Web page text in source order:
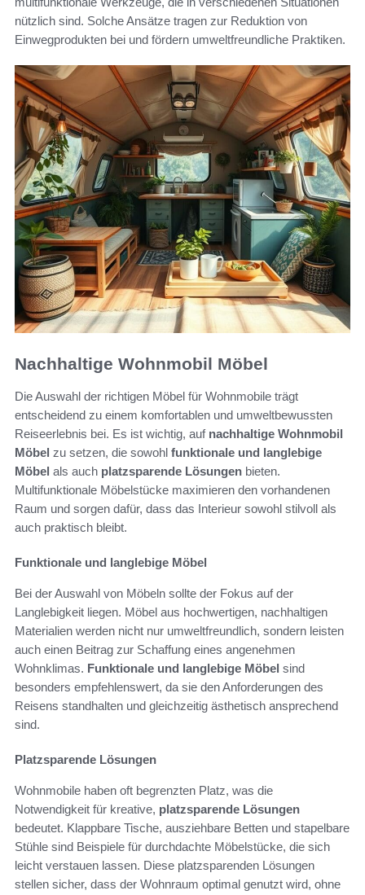
nützlich sind. Solche Ansätze tragen zur Reduktion von
Einwegprodukten bei und fördern umweltfreundliche Praktiken.
Nachhaltige Wohnmobil Möbel
Die Auswahl der richtigen Möbel für Wohnmobile trägt
entscheidend zu einem komfortablen und umweltbewussten
Reiseerlebnis bei. Es ist wichtig, auf nachhaltige Wohnmobil
Möbel zu setzen, die sowohl funktionale und langlebige
Möbel als auch platzsparende Lösungen bieten.
Multifunktionale Möbelstücke maximieren den vorhandenen
Raum und sorgen dafür, dass das Interieur sowohl stilvoll als
auch praktisch bleibt.
Funktionale und langlebige Möbel
Bei der Auswahl von Möbeln sollte der Fokus auf der
Langlebigkeit liegen. Möbel aus hochwertigen, nachhaltigen
Materialien werden nicht nur umweltfreundlich, sondern leisten
auch einen Beitrag zur Schaffung eines angenehmen
Wohnklimas. Funktionale und langlebige Möbel sind
besonders empfehlenswert, da sie den Anforderungen des
Reisens standhalten und gleichzeitig ästhetisch ansprechend
sind.
Platzsparende Lösungen
Wohnmobile haben oft begrenzten Platz, was die
Notwendigkeit für kreative, platzsparende Lösungen
bedeutet. Klappbare Tische, ausziehbare Betten und stapelbare
Stühle sind Beispiele für durchdachte Möbelstücke, die sich
leicht verstauen lassen. Diese platzsparenden Lösungen
stellen sicher, dass der Wohnraum optimal genutzt wird, ohne